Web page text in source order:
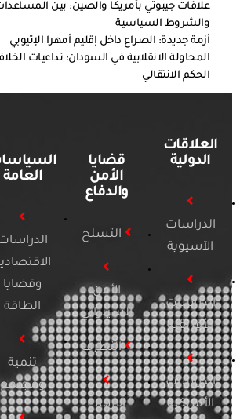
علاقات جيبوتي بأمريكا والصين: بين المساعدات
والشروط السياسية
أزمة جديدة: الصراع داخل إقليم أمهرا الإثيوبي
المحاولة الانقلابية في السودان: تداعيات
الحكم الانتقالي
العلاقات
الدولية
الدراسات
الآسيوية
الدراسات
الأفريقية
الدراسات
الأمريكية
قضايا
الأمن
والدفاع
التسلح
الأمن
السيبراني
التطرف
الإرهاب
العامة
الدراسات
الاقتصادية
وقضايا
الطاقة
تنمية
ومجتمع